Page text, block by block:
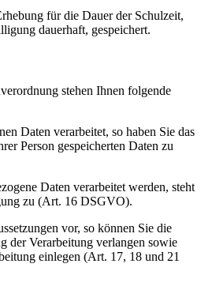
für die Dauer der Schulzeit,
dauerhaft, gespeichert.
stehen Ihnen folgende
Daten verarbeitet, so haben Sie das
Person gespeicherten Daten zu
Daten verarbeitet werden, steht
zu (Art. 16 DSGVO).
vor, so können Sie die
der Verarbeitung verlangen sowie
einlegen (Art. 17, 18 und 21